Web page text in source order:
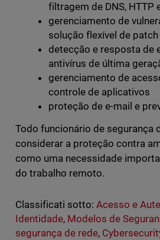
filtragem de DNS, HTTP
gerenciamento de
solução flexível de
detecção e resposta de
antivírus de última
gerenciamento de
controle de aplicativos
proteção de e-mail e
Todo funcionário de segurança
considerar a proteção contra
como uma necessidade
do trabalho remoto.
Classificati sotto: Acesso e
Identidade, Modelos de
segurança de rede,